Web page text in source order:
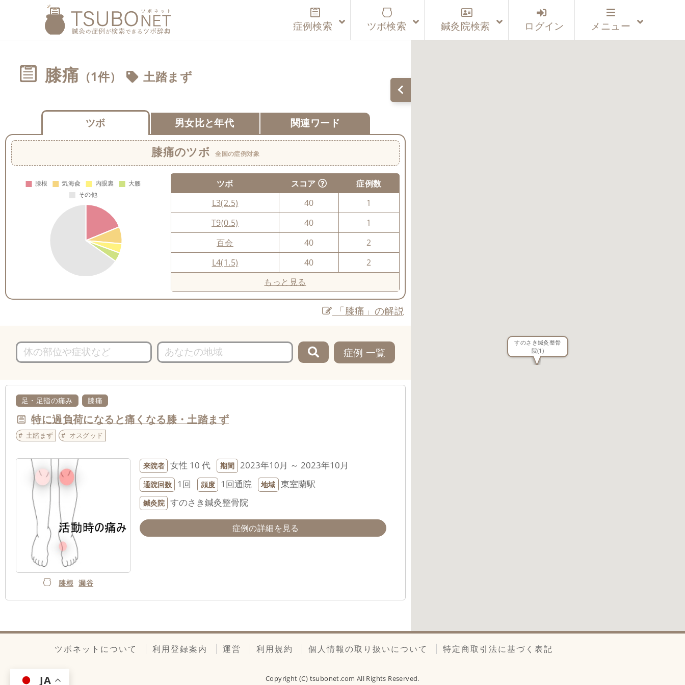
症例検索 ツボ検索 鍼灸院検索 ログイン メニュー
膝痛 （1件） 土踏まず
ツボ 男女比と年代 関連ワード
膝痛のツボ 全国の症例対象
ツボ スコア
症例数
L3(2.5)
40
1
T9(0.5)
40
1
百会
40
2
L4(1.5)
40
2
もっと見る
「膝痛」の解説
症例 一覧
足・足指の痛み 膝痛
特に過負荷になると痛くなる膝・土踏まず
土踏まず オスグッド
膝根 漏谷
来院者 女性 10 代 期間 2023年10月 ～ 2023年10月
通院回数 1回 頻度 1回通院 地域 東室蘭駅
鍼灸院 すのさき鍼灸整骨院
症例の詳細を見る
すのさき鍼灸整骨
院(1)
ツボネットについて 利用登録案内 運営 利用規約 個人情報の取り扱いについて 特定商取引法に基づく表記
Copyright (C) tsubonet.com All Rights Reserved.
JA